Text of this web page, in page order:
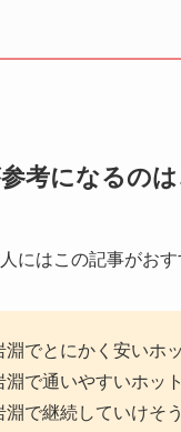
考になるの
にはこの記事がおす
淵でとにかく安いホ
淵で通いやすいホッ
淵で継続していけそ